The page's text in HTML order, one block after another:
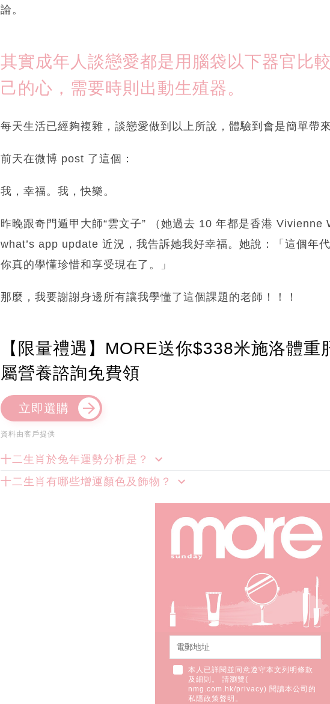
論。
其實成年人談戀愛都是用腦袋以下器官比
己的心，需要時則出動生殖器。
每天生活已經夠複雜，談戀愛做到以上所說，體驗到會是簡單帶來
前天在微博 post 了這個：
我，幸福。我，快樂。
昨晚跟奇門遁甲大師“雲文子” （她過去 10 年都是香港 Vivienne
what’s app update 近況，我告訴她我好幸福。她說：「這個年
你真的學懂珍惜和享受現在了。」
那麼，我要謝謝身邊所有讓我學懂了這個課題的老師！！！
【限量禮遇】MORE送你$338米施洛體
屬營養諮詢免費領
立即選購
資料由客戶提供
十二生肖於兔年運勢分析是？
十二生肖有哪些增運顏色及飾物？
本人已詳閱並同意遵守本文列明條款
及細則。 請瀏覽(
nmg.com.hk/privacy) 閱讀本公司的
私隱政策聲明。